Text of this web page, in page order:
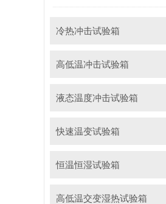
冷热冲击试验箱
高低温冲击试验箱
液态温度冲击试验箱
快速温变试验箱
恒温恒湿试验箱
高低温交变湿热试验箱